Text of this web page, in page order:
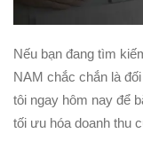
Nếu bạn đang tìm
NAM chắc chắn là
tôi ngay hôm nay để
tối ưu hóa doanh thu